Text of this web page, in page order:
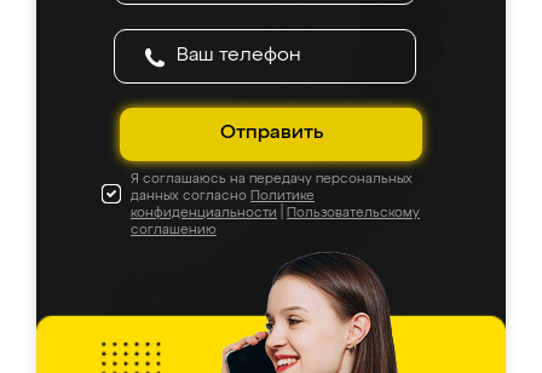
Отправить
Я соглашаюсь на передачу персональных
данных согласно Политике
конфиденциальности
Пользовательскому
соглашению